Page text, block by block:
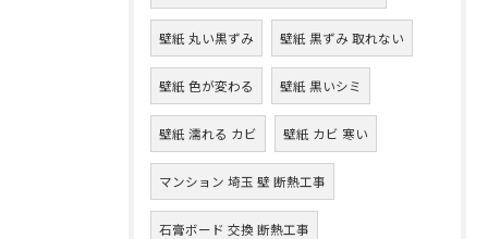
壁紙 丸い黒ずみ 壁紙 黒ずみ 取れない
壁紙 色が変わる 壁紙 黒いシミ
壁紙 濡れる カビ 壁紙 カビ 寒い
マンション 埼玉 壁 断熱工事
石膏ボード 交換 断熱工事